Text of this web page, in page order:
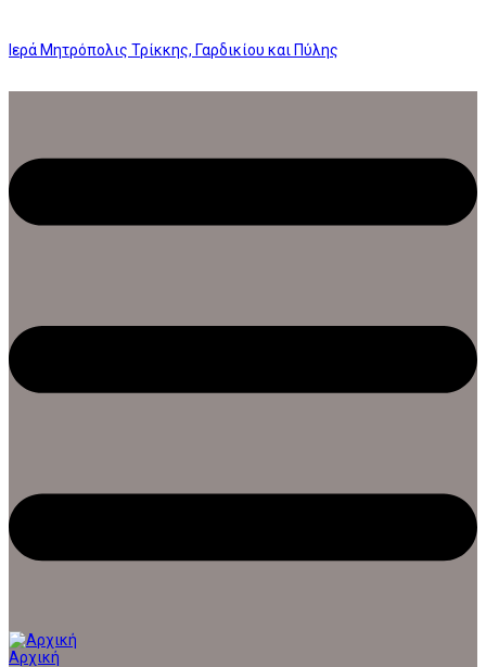
Ιερά Μητρόπολις Τρίκκης, Γαρδικίου και Πύλης
Αρχική